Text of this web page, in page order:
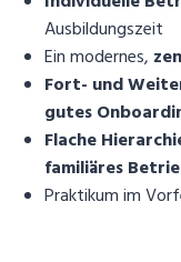
Ausbildungszeit
Ein modernes,
Fort- und
gutes
Flache
familiäres
Praktikum im